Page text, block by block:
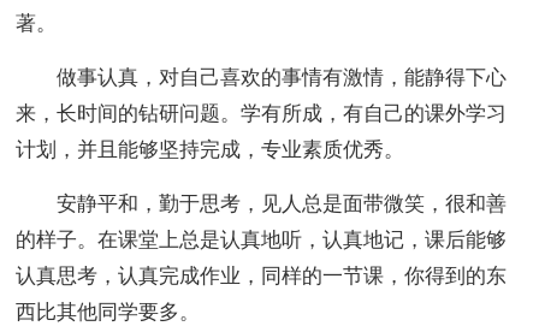
著。
做事认真，对自己喜欢的事情有激情，能静得下心
来，长时间的钻研问题。学有所成，有自己的课外学习
计划，并且能够坚持完成，专业素质优秀。
安静平和，勤于思考，见人总是面带微笑，很和善
的样子。在课堂上总是认真地听，认真地记，课后能够
认真思考，认真完成作业，同样的一节课，你得到的东
西比其他同学要多。